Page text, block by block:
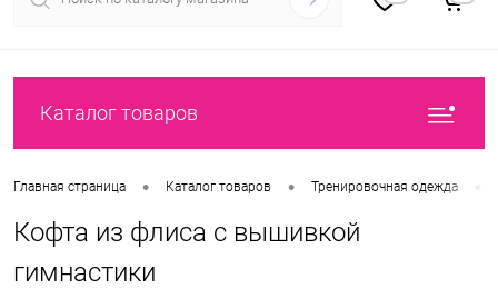
Каталог товаров
Главная страница • Каталог товаров • Тренировочная одежда
Кофта из флиса с вышивкой
гимнастики